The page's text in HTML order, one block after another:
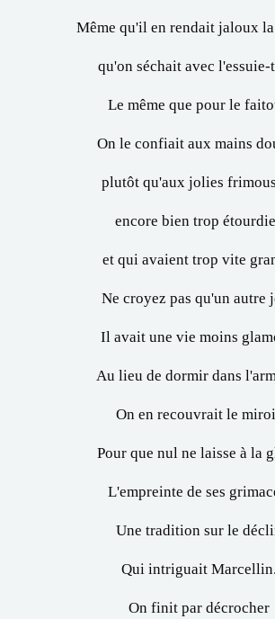
Même qu'il en rendait jaloux
qu'on séchait avec l'essuie-
Le même que pour le
On le confiait aux mains
plutôt qu'aux jolies
encore bien trop
et qui avaient trop vite
Ne croyez pas qu'un autre
Il avait une vie moins
Au lieu de dormir dans
On en recouvrait le
Pour que nul ne laisse à la
L'empreinte de ses
Une tradition sur le
Qui intriguait Marcellin.
On finit par décrocher